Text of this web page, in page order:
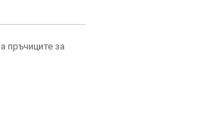
пръчиците за